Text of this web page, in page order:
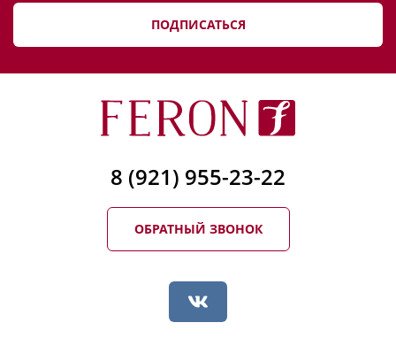
ПОДПИСАТЬСЯ
8 (921) 955-23-22
ОБРАТНЫЙ ЗВОНОК